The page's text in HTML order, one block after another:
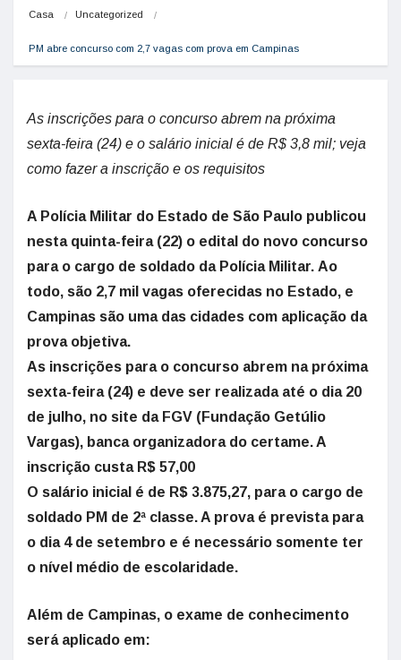
Casa Uncategorized
PM abre concurso com 2,7 vagas com prova em Campinas
As inscrições para o concurso abrem na próxima
sexta-feira (24) e o salário inicial é de R$ 3,8 mil; veja
como fazer a inscrição e os requisitos
A Polícia Militar do Estado de São Paulo publicou
nesta quinta-feira (22) o edital do novo concurso
para o cargo de soldado da Polícia Militar. Ao
todo, são 2,7 mil vagas oferecidas no Estado, e
Campinas são uma das cidades com aplicação da
prova objetiva.
As inscrições para o concurso abrem na próxima
sexta-feira (24) e deve ser realizada até o dia 20
de julho, no site da FGV (Fundação Getúlio
Vargas), banca organizadora do certame. A
inscrição custa R$ 57,00
O salário inicial é de R$ 3.875,27, para o cargo de
soldado PM de 2ª classe. A prova é prevista para
o dia 4 de setembro e é necessário somente ter
o nível médio de escolaridade.
Além de Campinas, o exame de conhecimento
será aplicado em: